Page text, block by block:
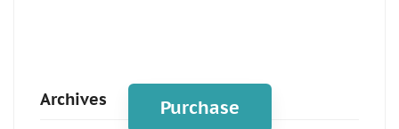
Purchase
Archives